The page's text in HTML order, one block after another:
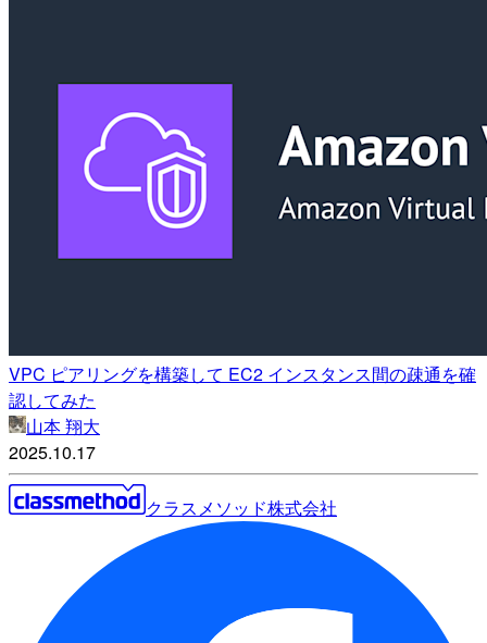
VPC ピアリングを構築して EC2 インスタンス間の疎通を確
認してみた
山本 翔大
2025.10.17
クラスメソッド株式会社